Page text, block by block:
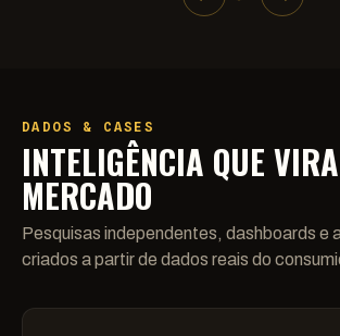
DADOS & CASES
INTELIGÊNCIA QUE VIRA
MERCADO
Pesquisas independentes, dashboards e
criados a partir de dados reais do